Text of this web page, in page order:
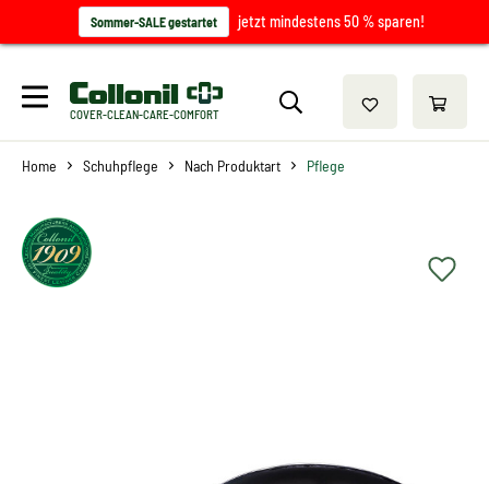
Sommer-SALE gestartet jetzt mindestens 50 % sparen!
COVER-CLEAN-CARE-COMFORT
Home Schuhpflege Nach Produktart Pflege